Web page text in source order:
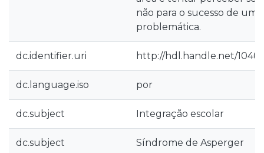
não para o sucesso de
problemática.
dc.identifier.uri http://hdl.handle.net/
dc.language.iso por
dc.subject Integração escolar
dc.subject Síndrome de Asperger